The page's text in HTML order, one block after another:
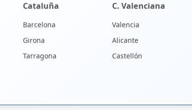
Cataluña
Barcelona
Girona
Tarragona
C. Valenciana
Valencia
Alicante
Castellón